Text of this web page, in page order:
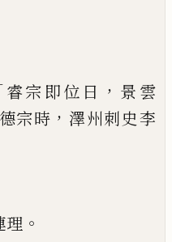
睿宗即位日 ， 景雲
德宗時 ， 澤州刺史李
理 。